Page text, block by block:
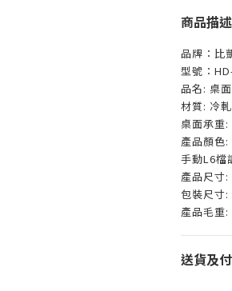
商品描述
品牌：比
型號：
品名: 桌
材質: 冷
桌面承重
產品顏色
手動L6
產品尺寸
包裝尺寸
產品毛重
送貨及